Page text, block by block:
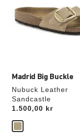
Madrid Big Buckle
Nubuck Leather
Sandcastle
Price:
1.500,00 kr
vil
oppdatere
produktbildet